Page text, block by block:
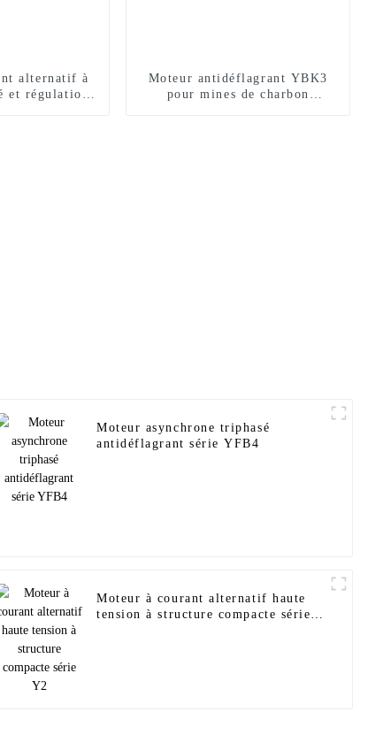
alternatif à
et régulation
Moteur antidéflagrant YBK3
pour mines de charbon
Moteur asynchrone triphasé
antidéflagrant série YFB4
Moteur à courant alternatif haute
tension à structure compacte série